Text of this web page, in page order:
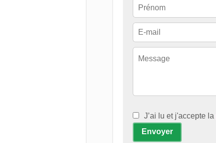
J’ai lu et j'accepte la
Envoyer